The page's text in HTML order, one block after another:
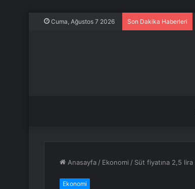
Cuma, Ağustos 7 2026 Son Dakika Haberleri
Anasayfa / Ekonomi / Süt fiyatına 2,5 lira
Ekonomi